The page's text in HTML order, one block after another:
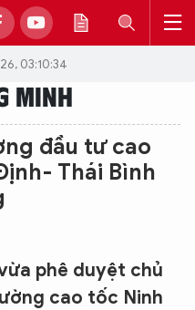
03:10:34
MINH
đầu tư cao
Thái Bình
phê duyệt chủ
cao tốc Ninh